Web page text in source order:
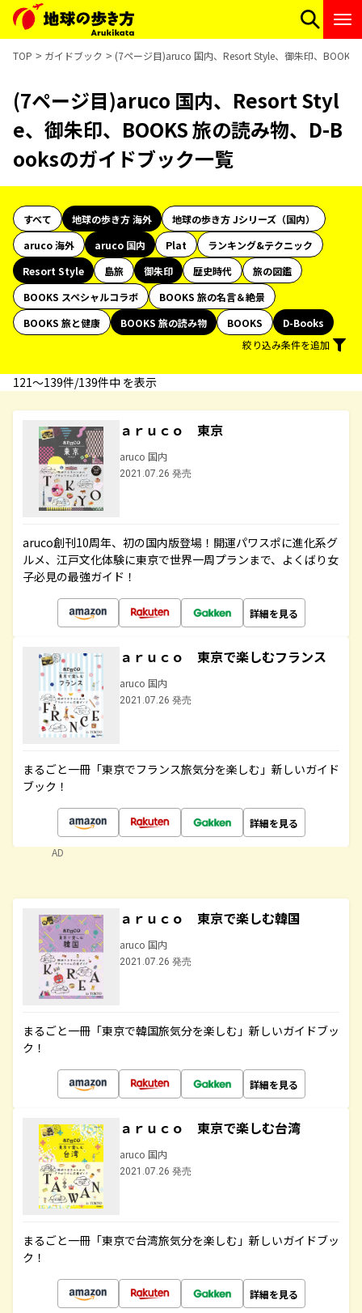
TOP ガイドブック (7ページ目)aruco 国内、Resort Style、御朱印、
(7ページ目)aruco 国内、Resort Styl
e、御朱印、BOOKS 旅の読み物、D-B
ooksのガイドブック一覧
すべて 地球の歩き方 海外
地球の歩き方 Jシリーズ（国内）
aruco 海外
aruco 国内 Plat
ランキング&テクニック
Resort Style
島旅 御朱印 歴史時代
旅の図鑑
BOOKS スペシャルコラボ
BOOKS 旅の名言＆絶景
BOOKS 旅と健康
BOOKS 旅の読み物 BOOKS
D-Books
絞り込み条件を追加
121〜139件/139件中 を表示
ａｒｕｃｏ 東京
aruco 国内
2021.07.26 発売
aruco創刊10周年、初の国内版登場！開運パワスポに進化系グ
ルメ、江戸文化体験に東京で世界一周プランまで、よくばり女
子必見の最強ガイド！
詳細を見る
ａｒｕｃｏ 東京で楽しむフランス
aruco 国内
2021.07.26 発売
まるごと一冊「東京でフランス旅気分を楽しむ」新しいガイド
ブック！
詳細を見る
AD
ａｒｕｃｏ 東京で楽しむ韓国
aruco 国内
2021.07.26 発売
まるごと一冊「東京で韓国旅気分を楽しむ」新しいガイドブッ
ク！
詳細を見る
ａｒｕｃｏ 東京で楽しむ台湾
aruco 国内
2021.07.26 発売
まるごと一冊「東京で台湾旅気分を楽しむ」新しいガイドブッ
ク！
詳細を見る